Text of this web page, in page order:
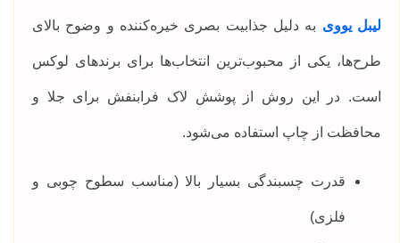
لیبل یووی به دلیل جذابیت بصری خیره‌کننده و وضوح بالای
طرح‌ها، یکی از محبوب‌ترین انتخاب‌ها برای برندهای لوکس
است. در این روش از پوشش لاک فرابنفش برای جلا و
محافظت از چاپ استفاده می‌شود.
قدرت چسبندگی بسیار بالا (مناسب سطوح چوبی و
فلزی)